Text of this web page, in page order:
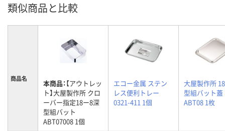
類似商品と比較
商品名 本商品：【アウトレッ
ト】大屋製作所 クロ
ーバー指定18ー8深
型組バット
ABT07008 1個
エコー金属 ステン
レス便利トレー
0321-411 1個
大屋製作所
型組バット蓋
ABT08 1枚